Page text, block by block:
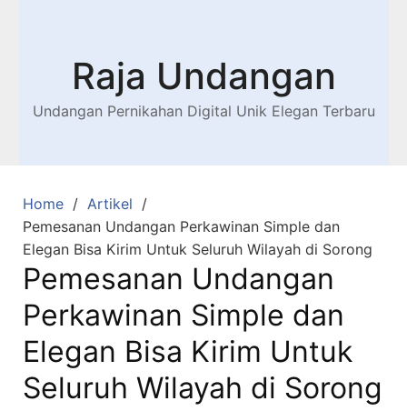
Raja Undangan
Undangan Pernikahan Digital Unik Elegan Terbaru
Home
Artikel
Pemesanan Undangan Perkawinan Simple dan
Elegan Bisa Kirim Untuk Seluruh Wilayah di Sorong
Pemesanan Undangan
Perkawinan Simple dan
Elegan Bisa Kirim Untuk
Seluruh Wilayah di Sorong